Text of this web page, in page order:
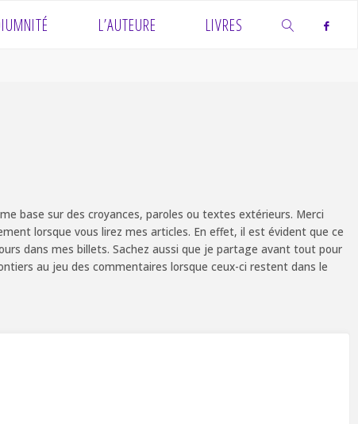
L’AUTEURE LIVRES
base sur des croyances, paroles ou textes extérieurs. Merci
lorsque vous lirez mes articles. En effet, il est évident que ce
dans mes billets. Sachez aussi que je partage avant tout pour
au jeu des commentaires lorsque ceux-ci restent dans le